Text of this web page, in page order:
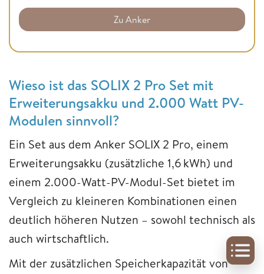
Zu Anker
Wieso ist das SOLIX 2 Pro Set mit
Erweiterungsakku und 2.000 Watt PV-
Modulen sinnvoll?
Ein Set aus dem Anker SOLIX 2 Pro, einem
Erweiterungsakku (zusätzliche 1,6 kWh) und
einem 2.000-Watt-PV-Modul-Set bietet im
Vergleich zu kleineren Kombinationen einen
deutlich höheren Nutzen – sowohl technisch als
auch wirtschaftlich.
Mit der zusätzlichen Speicherkapazität von